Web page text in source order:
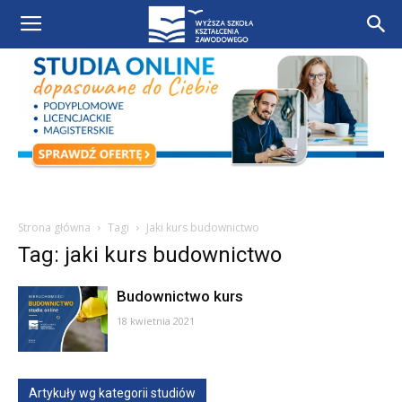
Strona główna Tagi Jaki kurs budownictwo
Tag: jaki kurs budownictwo
Budownictwo kurs
18 kwietnia 2021
Artykuły wg kategorii studiów